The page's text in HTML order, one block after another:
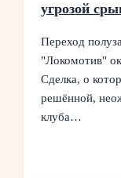
угрозой
Переход
"Локомотив"
Сделка, о
решённой,
клуба…